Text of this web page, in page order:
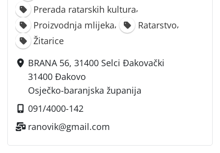
Prerada ratarskih kultura,
Proizvodnja mlijeka, Ratarstvo,
Žitarice
BRANA 56, 31400 Selci Đakovački
31400 Đakovo
Osječko-baranjska županija
091/4000-142
ranovik@gmail.com